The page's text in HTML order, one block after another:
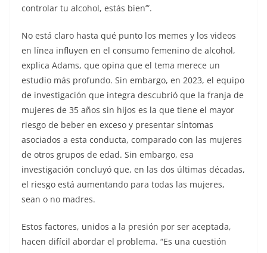
controlar tu alcohol, estás bien’”.
No está claro hasta qué punto los memes y los videos
en línea influyen en el consumo femenino de alcohol,
explica Adams, que opina que el tema merece un
estudio más profundo. Sin embargo, en 2023, el equipo
de investigación que integra descubrió que la franja de
mujeres de 35 años sin hijos es la que tiene el mayor
riesgo de beber en exceso y presentar síntomas
asociados a esta conducta, comparado con las mujeres
de otros grupos de edad. Sin embargo, esa
investigación concluyó que, en las dos últimas décadas,
el riesgo está aumentando para todas las mujeres,
sean o no madres.
Estos factores, unidos a la presión por ser aceptada,
hacen difícil abordar el problema. “Es una cuestión